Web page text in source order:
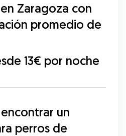
Zaragoza con
promedio de
13€ por noche
un
perros de